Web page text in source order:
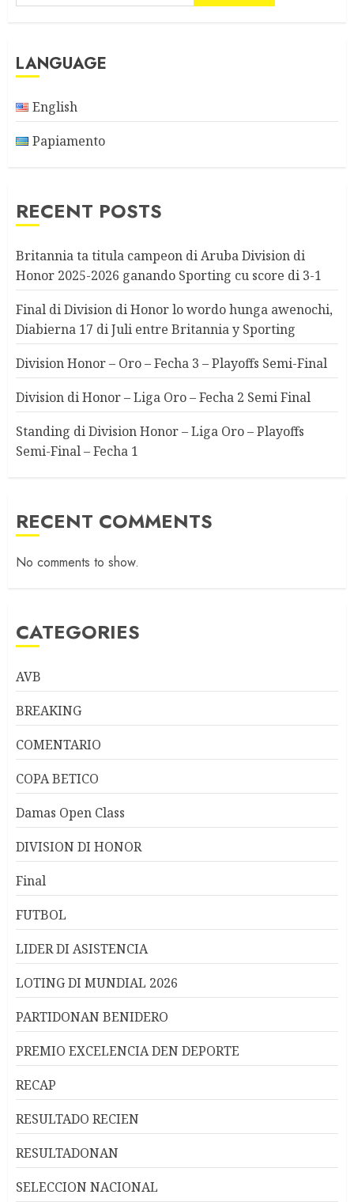
LANGUAGE
English
Papiamento
RECENT POSTS
Britannia ta titula campeon di Aruba Division di
Honor 2025-2026 ganando Sporting cu score di 3-1
Final di Division di Honor lo wordo hunga awenochi,
Diabierna 17 di Juli entre Britannia y Sporting
Division Honor – Oro – Fecha 3 – Playoffs Semi-Final
Division di Honor – Liga Oro – Fecha 2 Semi Final
Standing di Division Honor – Liga Oro – Playoffs
Semi-Final – Fecha 1
RECENT COMMENTS
No comments to show.
CATEGORIES
AVB
BREAKING
COMENTARIO
COPA BETICO
Damas Open Class
DIVISION DI HONOR
Final
FUTBOL
LIDER DI ASISTENCIA
LOTING DI MUNDIAL 2026
PARTIDONAN BENIDERO
PREMIO EXCELENCIA DEN DEPORTE
RECAP
RESULTADO RECIEN
RESULTADONAN
SELECCION NACIONAL